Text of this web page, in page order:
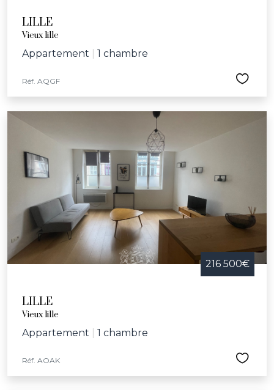
LILLE
Vieux lille
Appartement 1 chambre
Réf. AQGF
216 500€
LILLE
Vieux lille
Appartement 1 chambre
Réf. AOAK